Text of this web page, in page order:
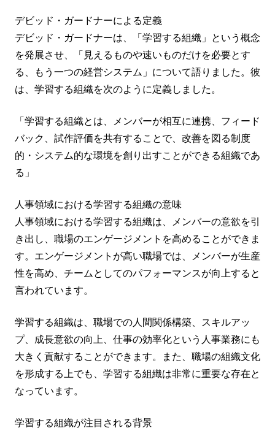
デビッド・ガードナーによる定義
デビッド・ガードナーは、「学習する組織」という概念
を発展させ、「見えるものや速いものだけを必要とす
る、もう一つの経営システム」について語りました。彼
は、学習する組織を次のように定義しました。
「学習する組織とは、メンバーが相互に連携、フィード
バック、試作評価を共有することで、改善を図る制度
的・システム的な環境を創り出すことができる組織であ
る」
人事領域における学習する組織の意味
人事領域における学習する組織は、メンバーの意欲を引
き出し、職場のエンゲージメントを高めることができま
す。エンゲージメントが高い職場では、メンバーが生産
性を高め、チームとしてのパフォーマンスが向上すると
言われています。
学習する組織は、職場での人間関係構築、スキルアッ
プ、成長意欲の向上、仕事の効率化という人事業務にも
大きく貢献することができます。また、職場の組織文化
を形成する上でも、学習する組織は非常に重要な存在と
なっています。
学習する組織が注目される背景